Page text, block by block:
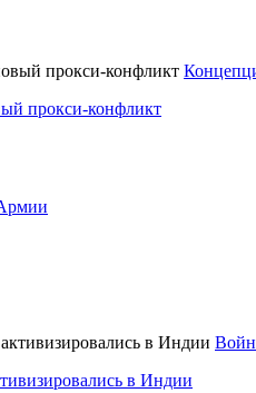
прокси-конфликт
в Индии